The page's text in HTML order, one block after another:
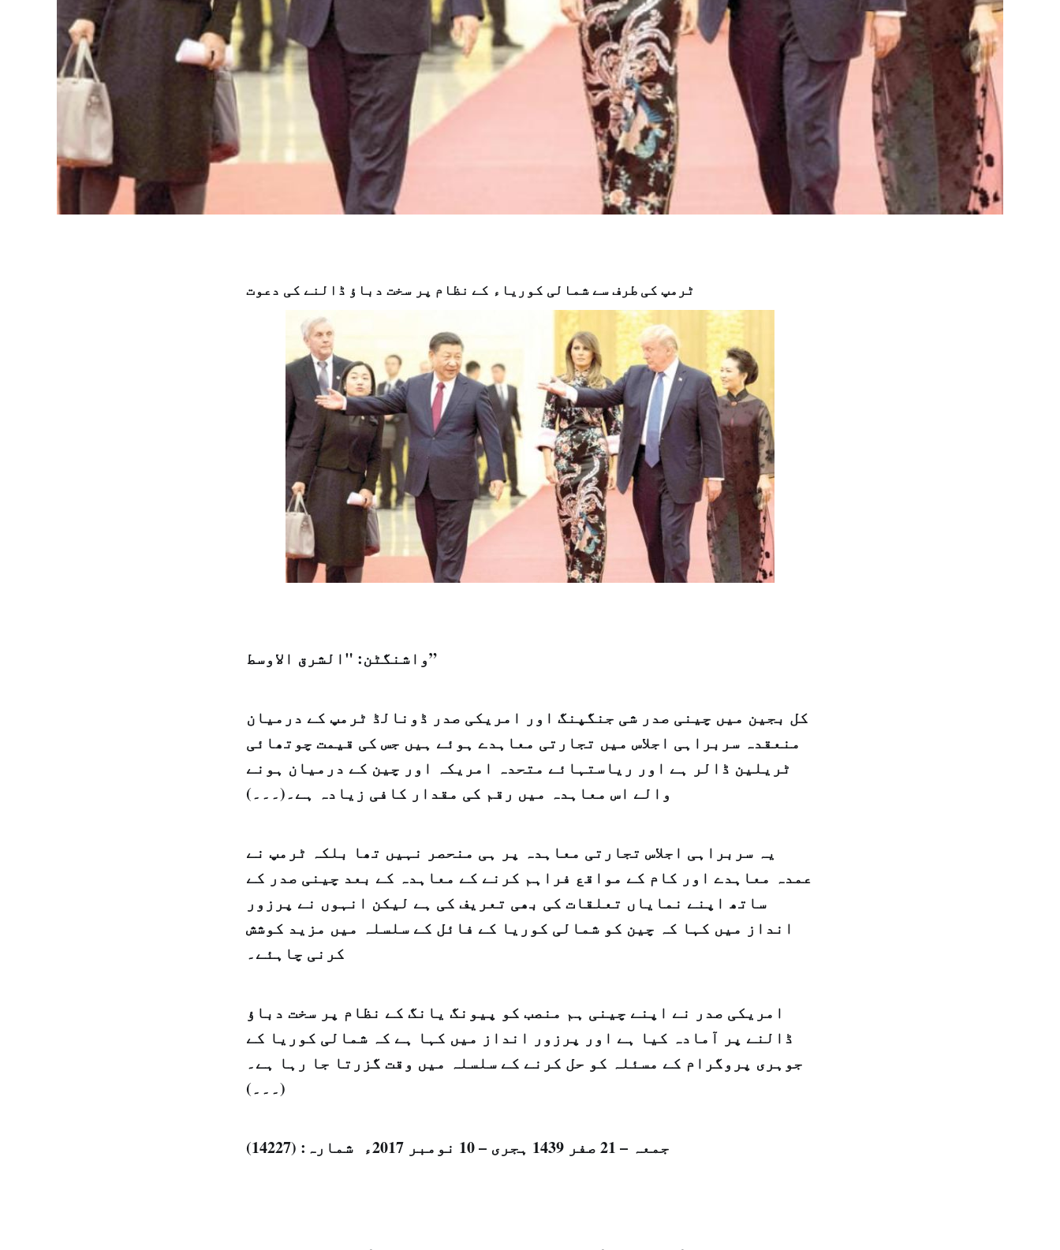
ٹرمپ کی طرف سے شمالی کوریاء کے نظام پر سخت دباؤ ڈالنے کی دعوت
واشنگٹن: "الشرق الاوسط”
کل بجین میں چینی صدر شی جنگپنگ اور امریکی صدر ڈونالڈ ٹرمپ کے درمیان
منعقدہ سربراہی اجلاس میں تجارتی معاہدے ہوئے ہیں جس کی قیمت چوتھائی
ٹریلین ڈالر ہے اور ریاستہائے متحدہ امریکہ اور چین کے درمیان ہونے
والے اس معاہدہ میں رقم کی مقدار کافی زیادہ ہے۔(۔۔۔)
یہ سربراہی اجلاس تجارتی معاہدہ پر ہی منحصر نہیں تھا بلکہ ٹرمپ نے
عمدہ معاہدے اور کام کے مواقع فراہم کرنے کے معاہدہ کے بعد چینی صدر کے
ساتھ اپنے نمایاں تعلقات کی بھی تعریف کی ہے لیکن انہوں نے پرزور
انداز میں کہا کہ چین کو شمالی کوریا کے فائل کے سلسلہ میں مزید کوشش
کرنی چاہئے۔
امریکی صدر نے اپنے چینی ہم منصب کو پیونگ یانگ کے نظام پر سخت دباؤ
ڈالنے پر آمادہ کیا ہے اور پرزور انداز میں کہا ہے کہ شمالی کوریا کے
جوہری پروگرام کے مسئلہ کو حل کرنے کے سلسلہ میں وقت گزرتا جا رہا ہے۔
(۔۔۔)
جمعہ – 21 صفر 1439 ہجری – 10 نومبر 2017ء شمارہ: (14227)